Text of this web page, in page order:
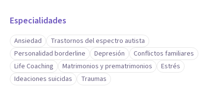
Especialidades
Ansiedad
Trastornos del espectro autista
Personalidad borderline
Depresión
Conflictos familiares
Life Coaching
Matrimonios y prematrimonios
Estrés
Ideaciones suicidas
Traumas